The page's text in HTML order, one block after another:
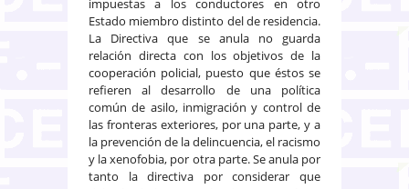
Estado miembro distinto del de residencia.
La Directiva que se anula no guarda
relación directa con los objetivos de la
cooperación policial, puesto que éstos se
refieren al desarrollo de una política
común de asilo, inmigración y control de
las fronteras exteriores, por una parte, y a
la prevención de la delincuencia, el racismo
y la xenofobia, por otra parte. Se anula por
tanto la directiva por considerar que